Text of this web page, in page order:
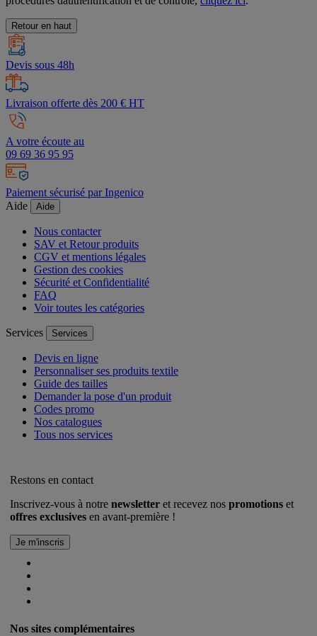
Retour en haut
Devis sous 48h
Livraison offerte dès 200 € HT
A votre écoute au
09 69 36 95 95
Paiement sécurisé par Ingenico
Aide
Aide
Nous contacter
SAV et Retour produits
CGV et mentions légales
Gestion des cookies
Sécurité et Confidentialité
FAQ
Voir toutes les catégories
Services Services
Devis en ligne
Personnaliser ses produits textile
Guide des tailles
Demander la pose d'un produit
Codes promo
Nos catalogues
Tous nos services
Restons en contact
Inscrivez-vous à notre newsletter et recevez nos promotions et
offres exclusives en avant-première !
Nos sites complémentaires